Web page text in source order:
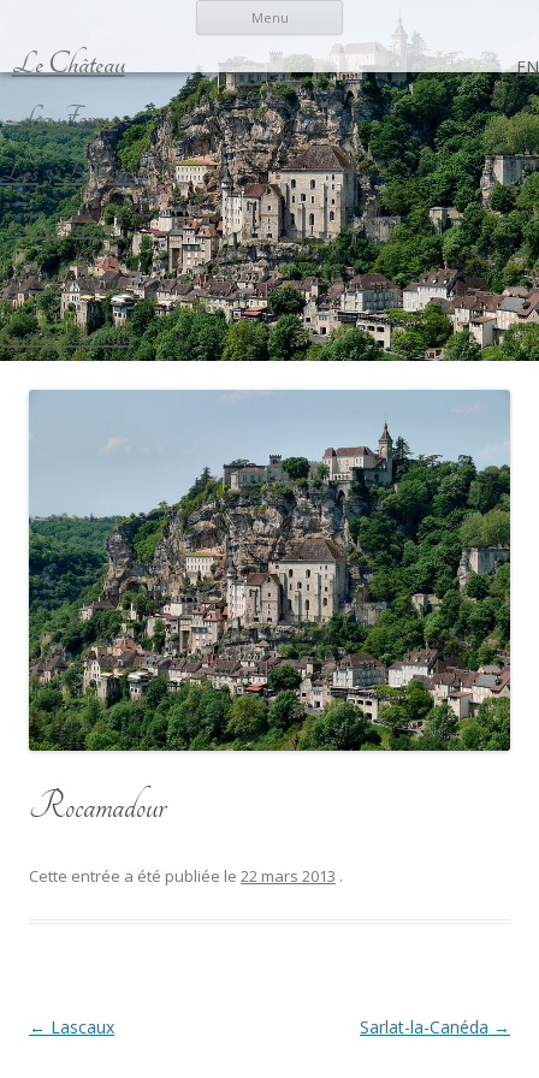
Menu
Le Château
La Ferme
Les 3 Pignons
La Grange
Les Environs
Contactez-nous
EN
Rocamadour
Cette entrée a été publiée le 22 mars 2013 .
Navigation
← Lascaux Sarlat-la-Canéda →